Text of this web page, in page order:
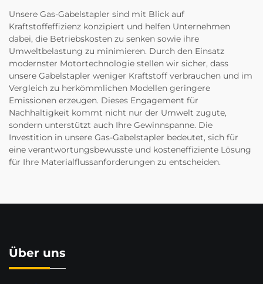
Unsere Gas-Gabelstapler sind mit Blick auf
Kraftstoffeffizienz konzipiert und helfen Unternehmen
dabei, die Betriebskosten zu senken sowie ihre
Umweltbelastung zu minimieren. Durch den Einsatz
modernster Motortechnologie stellen wir sicher, dass
unsere Gabelstapler weniger Kraftstoff verbrauchen und im
Vergleich zu herkömmlichen Modellen geringere
Emissionen erzeugen. Dieses Engagement für
Nachhaltigkeit kommt nicht nur der Umwelt zugute,
sondern unterstützt auch Ihre Gewinnspanne. Die
Investition in unsere Gas-Gabelstapler bedeutet, sich für
eine verantwortungsbewusste und kosteneffiziente Lösung
für Ihre Materialflussanforderungen zu entscheiden.
Über uns